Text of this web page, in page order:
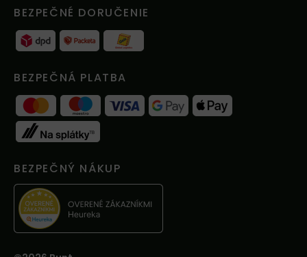
BEZPEČNÉ DORUČENIE
BEZPEČNÁ PLATBA
BEZPEČNÝ NÁKUP